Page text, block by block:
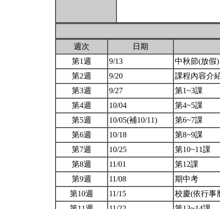
週次
日期
第1週
9/13
中秋節(放假
第2週
9/20
課程內容介
第3週
9/27
第1~3課
第4週
10/04
第4~5課
第5週
10/05(補10/11)
第6~7課
第6週
10/18
第8~9課
第7週
10/25
第10~11課
第8週
11/01
第12課
第9週
11/08
期中考
第10週
11/15
校慶(依行事